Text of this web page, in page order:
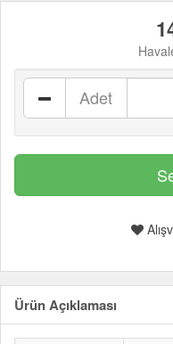
Adet
Ürün Açıklaması